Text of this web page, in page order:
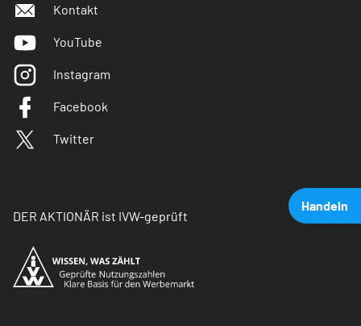
Handeln
Kontakt
YouTube
Instagram
Facebook
Twitter
DER AKTIONÄR ist IVW-geprüft